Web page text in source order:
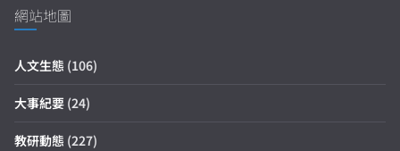
網站地圖
人文生態 (106)
大事紀要 (24)
教研動態 (227)